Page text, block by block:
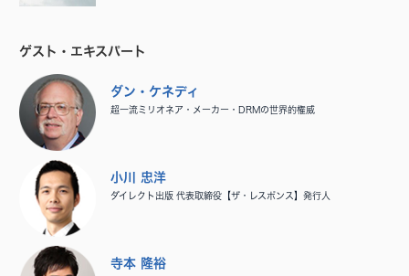
ゲスト・エキスパート
ダン・ケネディ
超一流ミリオネア・メーカー・DRMの世界的権威
小川 忠洋
ダイレクト出版 代表取締役【ザ・レスポンス】発行人
寺本 隆裕